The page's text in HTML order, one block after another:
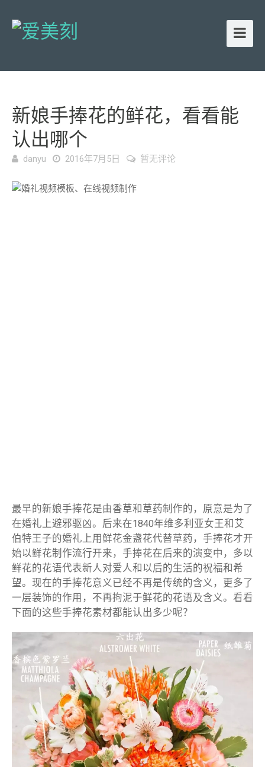
新娘手捧花的鲜花，看看能
认出哪个
danyu 2016年7月5日 暂无评论
最早的新娘手捧花是由香草和草药制作的，原意是为了
在婚礼上避邪驱凶。后来在1840年维多利亚女王和艾
伯特王子的婚礼上用鲜花金盏花代替草药，手捧花才开
始以鲜花制作流行开来，手捧花在后来的演变中，多以
鲜花的花语代表新人对爱人和以后的生活的祝福和希
望。现在的手捧花意义已经不再是传统的含义，更多了
一层装饰的作用，不再拘泥于鲜花的花语及含义。看看
下面的这些手捧花素材都能认出多少呢？